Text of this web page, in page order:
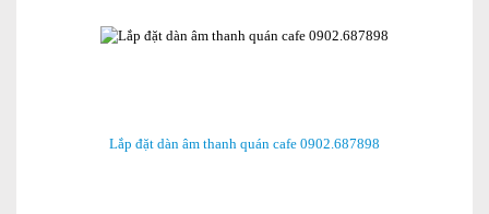
Lắp đặt dàn âm thanh quán cafe 0902.687898